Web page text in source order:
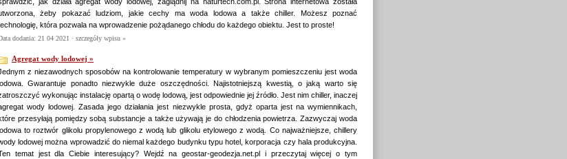
żeby pokazać ludziom, jakie cechy ma woda lodowa a także chiller. Możesz poznać
która pozwala na wprowadzenie pożądanego chłodu do każdego obiektu. Jest to proste!
dodania: 21 04 2021 · szczegóły wpisu »
Agregat wody lodowej »
z niezawodnych sposobów na kontrolowanie temperatury w wybranym pomieszczeniu jest woda
Gwarantuje ponadto niezwykle duże oszczędności. Najistotniejszą kwestią, o jaką warto się
wykonując instalację opartą o wodę lodową, jest odpowiednie jej źródło. Jest nim chiller, inaczej
wody lodowej. Zasada jego działania jest niezwykle prosta, gdyż oparta jest na wymiennikach,
przesyłają pomiędzy sobą substancje a także używają je do chłodzenia powietrza. Zazwyczaj woda
to roztwór glikolu propylenowego z wodą lub glikolu etylowego z wodą. Co najważniejsze, chillery
lodowej można wprowadzić do niemal każdego budynku typu hotel, korporacja czy hala produkcyjna.
temat jest dla Ciebie interesujący? Wejdź na geostar-geodezja.net.pl i przeczytaj więcej o tym